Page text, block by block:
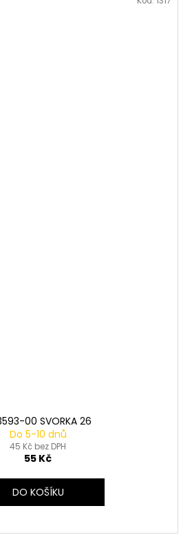
00 SVORKA 26
Do 5-10 dnů
45 Kč bez DPH
55 Kč
DO KOŠÍKU